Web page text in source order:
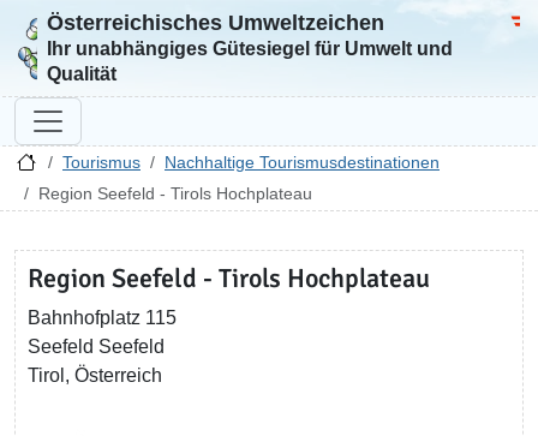
Zur Startseite
Österreichisches Umweltzeichen
Ihr unabhängiges Gütesiegel für Umwelt und
Qualität
Tourismus
Nachhaltige Tourismusdestinationen
Region Seefeld - Tirols Hochplateau
Region Seefeld - Tirols Hochplateau
Bahnhofplatz 115
Seefeld Seefeld
Tirol, Österreich